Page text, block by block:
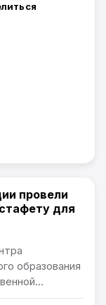
провели
для
образования